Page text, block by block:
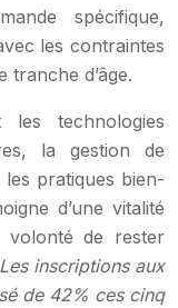
spécifique,
les contraintes
tranche d’âge.
les technologies
la gestion de
pratiques bien-
d’une vitalité
volonté de rester
Les inscriptions aux
de 42% ces cinq